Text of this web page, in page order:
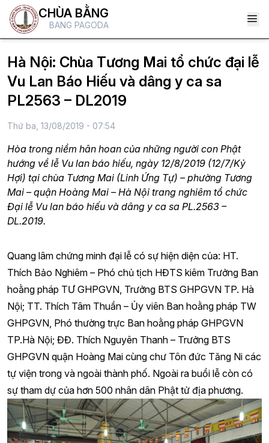
CHÙA BẰNG
BANG PAGODA
Hà Nội: Chùa Tương Mai tổ chức đại lễ
Vu Lan Báo Hiếu và dâng y ca sa
PL2563 – DL2019
Thứ ba, 13/08/2019 - 07:54
Hòa trong niềm hân hoan của những người con Phật
hướng về lễ Vu lan báo hiếu, ngày 12/8/2019 (12/7/Kỷ
Hợi) tại chùa Tương Mai (Linh Ứng Tự) – phường Tương
Mai – quận Hoàng Mai – Hà Nội trang nghiêm tổ chức
Đại lễ Vu lan báo hiếu và dâng y ca sa PL.2563 –
DL.2019.
Quang lâm chứng minh đại lễ có sự hiện diện của: HT.
Thích Bảo Nghiêm – Phó chủ tịch HĐTS kiêm Trưởng Ban
hoằng pháp TƯ GHPGVN, Trưởng BTS GHPGVN TP. Hà
Nội; TT. Thích Tâm Thuần – Ủy viên Ban hoằng pháp TW
GHPGVN, Phó thường trực Ban hoằng pháp GHPGVN
TP.Hà Nội; ĐĐ. Thích Nguyên Thanh – Trưởng BTS
GHPGVN quận Hoàng Mai cùng chư Tôn đức Tăng Ni các
tự viện trong và ngoài thành phố. Ngoài ra buổi lễ còn có
sự tham dự của hơn 500 nhân dân Phật tử địa phương.